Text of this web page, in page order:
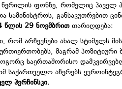
წერილის ფონზე, რომელიც პაველ
სამინისტროს, განსაკუთრებით
წლის 29 ნოემბრითთარიღდება:
რომ არჩევნები ახალ სტიმულს
მაგრამ პოზიტიური
საერთაშორისო
საქართველო აჩერებს
ჰერჩინსკი.